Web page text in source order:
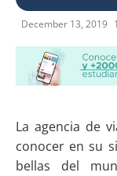
December 13, 2019
La agencia de
conocer en su
bellas del